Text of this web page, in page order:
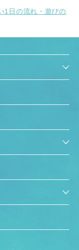
千葉県 全域
埼玉県 全域
兵庫県 全域
1日の流れ・遊びの